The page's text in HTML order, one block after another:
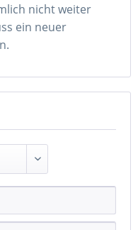
nicht weiter
ein neuer